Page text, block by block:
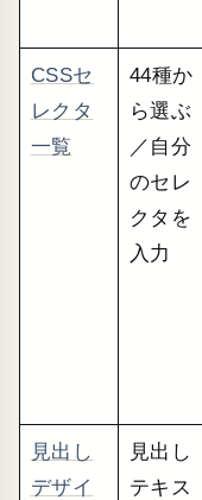
CSSセ
レクタ
一覧
44種か
ら選ぶ
／自分
のセレ
クタを
入力
見出し
デザイ
見出し
テキス